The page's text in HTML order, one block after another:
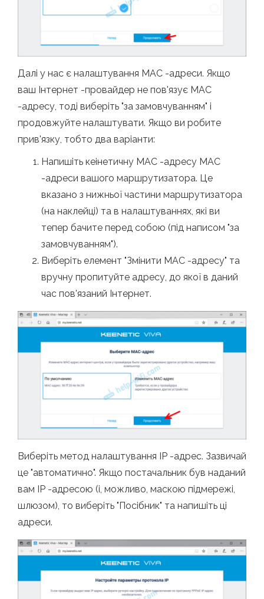
Далі у нас є налаштування MAC -адреси. Якщо
ваш Інтернет -провайдер не пов'язує MAC
-адресу, тоді виберіть "за замовчуванням" і
продовжуйте налаштувати. Якщо ви робите
прив'язку, тобто два варіанти:
Напишіть кеінетичну MAC -адресу MAC
-адреси вашого маршрутизатора. Це
вказано з нижньої частини маршрутизатора
(на наклейці) та в налаштуваннях, які ви
тепер бачите перед собою (під написом "за
замовчуванням").
Виберіть елемент "Змінити MAC -адресу" та
вручну пропитуйте адресу, до якої в даний
час пов'язаний Інтернет.
Виберіть метод налаштування IP -адрес. Зазвичай
це "автоматично". Якщо постачальник був наданий
вам IP -адресою (і, можливо, маскою підмережі,
шлюзом), то виберіть "Посібник" та напишіть ці
адреси.